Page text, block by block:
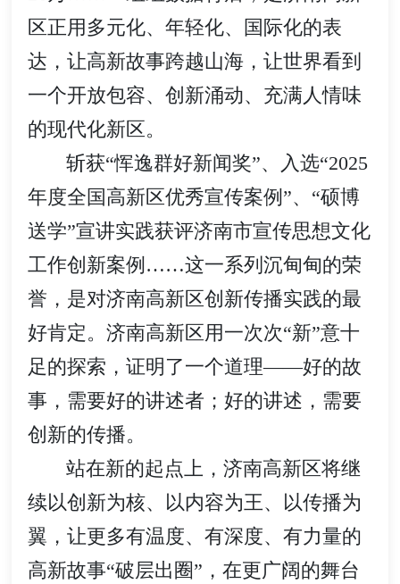
区正用多元化、年轻化、国际化的表
达，让高新故事跨越山海，让世界看到
一个开放包容、创新涌动、充满人情味
的现代化新区。
斩获“恽逸群好新闻奖”、入选“2025
年度全国高新区优秀宣传案例”、“硕博
送学”宣讲实践获评济南市宣传思想文化
工作创新案例……这一系列沉甸甸的荣
誉，是对济南高新区创新传播实践的最
好肯定。济南高新区用一次次“新”意十
足的探索，证明了一个道理——好的故
事，需要好的讲述者；好的讲述，需要
创新的传播。
站在新的起点上，济南高新区将继
续以创新为核、以内容为王、以传播为
翼，让更多有温度、有深度、有力量的
高新故事“破层出圈”，在更广阔的舞台